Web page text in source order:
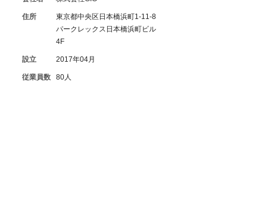
住所
東京都中央区日本橋浜町1-11-8
パークレックス日本橋浜町ビル
4F
設立 2017年04月
従業員数 80人